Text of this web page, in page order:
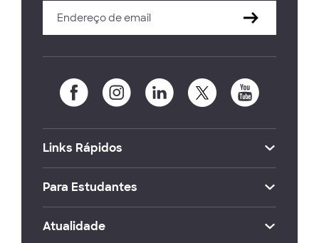
Links Rápidos
Para Estudantes
Atualidade